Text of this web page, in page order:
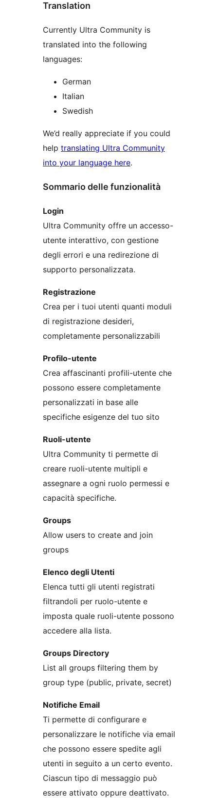
Translation
Currently Ultra Community is
translated into the following
languages:
German
Italian
Swedish
We’d really appreciate if you could
help translating Ultra Community
into your language here.
Sommario delle funzionalità
Login
Ultra Community offre un accesso-
utente interattivo, con gestione
degli errori e una redirezione di
supporto personalizzata.
Registrazione
Crea per i tuoi utenti quanti moduli
di registrazione desideri,
completamente personalizzabili
Profilo-utente
Crea affascinanti profili-utente che
possono essere completamente
personalizzati in base alle
specifiche esigenze del tuo sito
Ruoli-utente
Ultra Community ti permette di
creare ruoli-utente multipli e
assegnare a ogni ruolo permessi e
capacità specifiche.
Groups
Allow users to create and join
groups
Elenco degli Utenti
Elenca tutti gli utenti registrati
filtrandoli per ruolo-utente e
imposta quale ruoli-utente possono
accedere alla lista.
Groups Directory
List all groups filtering them by
group type (public, private, secret)
Notifiche Email
Ti permette di configurare e
personalizzare le notifiche via email
che possono essere spedite agli
utenti in seguito a un certo evento.
Ciascun tipo di messaggio può
essere attivato oppure deattivato.